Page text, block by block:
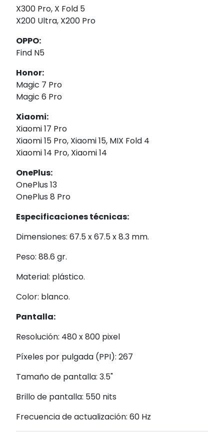
X300 Pro, X Fold 5
X200 Ultra, X200 Pro
OPPO:
Find N5
Honor:
Magic 7 Pro
Magic 6 Pro
Xiaomi:
Xiaomi 17 Pro
Xiaomi 15 Pro, Xiaomi 15, MIX Fold 4
Xiaomi 14 Pro, Xiaomi 14
OnePlus:
OnePlus 13
OnePlus 8 Pro
Especificaciones técnicas:
Dimensiones: 67.5 x 67.5 x 8.3 mm.
Peso: 88.6 gr.
Material: plástico.
Color: blanco.
Pantalla:
Resolución: 480 x 800 pixel
Píxeles por pulgada (PPI): 267
Tamaño de pantalla: 3.5"
Brillo de pantalla: 550 nits
Frecuencia de actualización: 60 Hz